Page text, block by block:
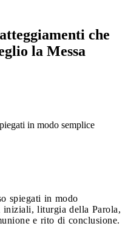
che
la Messa
in modo semplice
spiegati in modo
liturgia della Parola,
e rito di conclusione.